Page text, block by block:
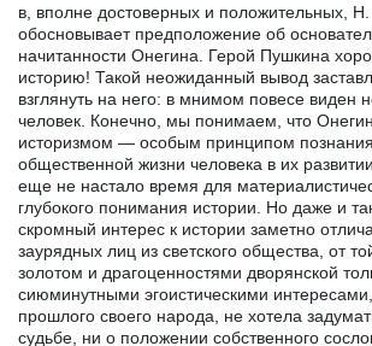
в, вполне достоверных и положительных,
обосновывает предположение об
начитанности Онегина. Герой Пушкина
историю! Такой неожиданный вывод
взглянуть на него: в мнимом повесе виден
человек. Конечно, мы понимаем, что
историзмом — особым принципом
общественной жизни человека в их
еще не настало время для
глубокого понимания истории. Но даже и
скромный интерес к истории заметно
заурядных лиц из светского общества, от
золотом и драгоценностями дворянской
сиюминутными эгоистическими
прошлого своего народа, не хотела
судьбе, ни о положении собственного